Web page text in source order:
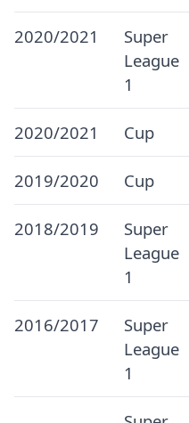
2020/2021
Super
League
1
2020/2021 Cup
2019/2020 Cup
2018/2019
Super
League
1
2016/2017
Super
League
1